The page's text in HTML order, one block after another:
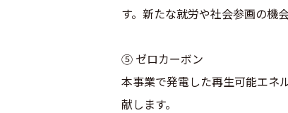
す。新たな就労や社会参画の機
⑤ ゼロカーボン
本事業で発電した再生可能エネ
献します。